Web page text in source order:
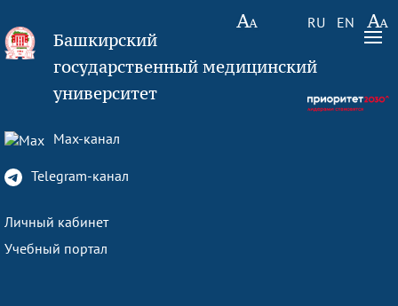
RU EN
Башкирский
государственный медицинский
университет
Max-канал
Telegram-канал
Личный кабинет
Учебный портал